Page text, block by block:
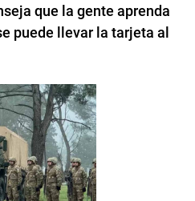
que la gente aprenda
puede llevar la tarjeta al